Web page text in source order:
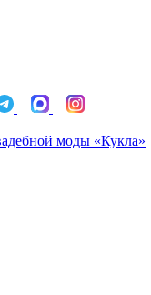
моды «Кукла»